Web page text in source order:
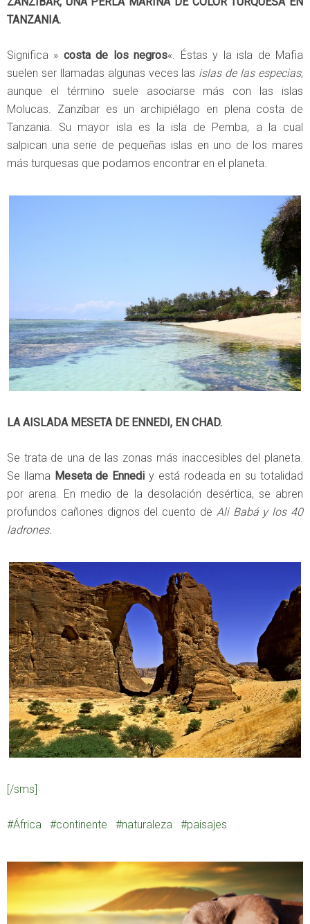
TANZANIA.
Significa » costa de los negros«. Éstas y la isla de Mafia
suelen ser llamadas algunas veces las islas de las especias,
aunque el término suele asociarse más con las islas
Molucas. Zanzíbar es un archipiélago en plena costa de
Tanzania. Su mayor isla es la isla de Pemba, a la cual
salpican una serie de pequeñas islas en uno de los mares
más turquesas que podamos encontrar en el planeta.
LA AISLADA MESETA DE ENNEDI, EN CHAD.
Se trata de una de las zonas más inaccesibles del planeta.
Se llama Meseta de Ennediy está rodeada en su totalidad
por arena. En medio de la desolación desértica, se abren
profundos cañones dignos del cuento de Ali Babá y los 40
ladrones.
[/sms]
África continente naturaleza paisajes